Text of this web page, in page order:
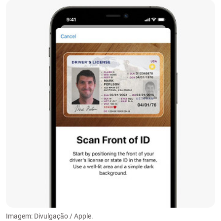
Imagem: Divulgação / Apple.